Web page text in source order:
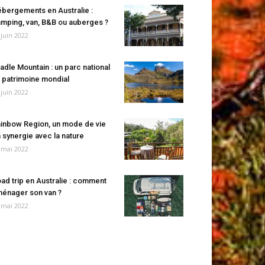
en Australie :
van, B&B ou auberges ?
2022
Mountain : un parc national
patrimoine mondial
2022
Region, un mode de vie
synergie avec la nature
2022
trip en Australie : comment
son van ?
2022